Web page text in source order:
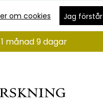
om cookies Jag förstår
månad 9 dagar